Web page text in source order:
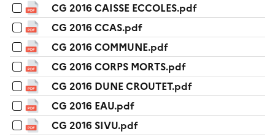
CG 2016 CAISSE ECCOLES.pdf
CG 2016 CCAS.pdf
CG 2016 COMMUNE.pdf
CG 2016 CORPS MORTS.pdf
CG 2016 DUNE CROUTET.pdf
CG 2016 EAU.pdf
CG 2016 SIVU.pdf